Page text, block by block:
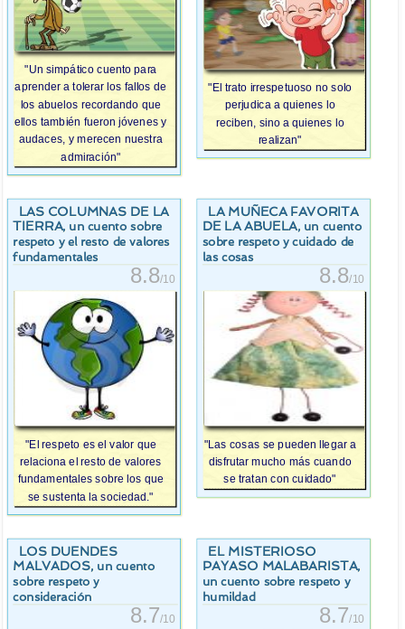
"Un simpático cuento para
aprender a tolerar los fallos de
los abuelos recordando que
ellos también fueron jóvenes y
audaces, y merecen nuestra
admiración"
"El trato irrespetuoso no solo
perjudica a quienes lo
reciben, sino a quienes lo
realizan"
LAS COLUMNAS DE LA
TIERRA, un cuento sobre
respeto y el resto de valores
fundamentales
8.8/10
"El respeto es el valor que
relaciona el resto de valores
fundamentales sobre los que
se sustenta la sociedad."
LA MUÑECA FAVORITA
DE LA ABUELA, un cuento
sobre respeto y cuidado de
las cosas
8.8/10
"Las cosas se pueden llegar a
disfrutar mucho más cuando
se tratan con cuidado"
LOS DUENDES
MALVADOS, un cuento
sobre respeto y
consideración
8.7/10
EL MISTERIOSO
PAYASO MALABARISTA,
un cuento sobre respeto y
humildad
8.7/10